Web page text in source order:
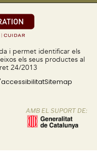
i permet identificar els
els seus productes al
24/2013
Sitemap
AMB EL SUPORT DE: